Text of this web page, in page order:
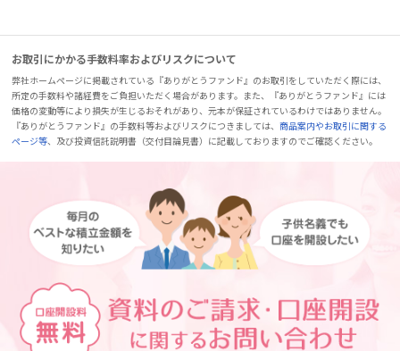
お取引にかかる手数料率およびリスクについて
弊社ホームページに掲載されている『ありがとうファンド』のお取引をしていただく際には、
所定の手数料や諸経費をご負担いただく場合があります。また、『ありがとうファンド』には
価格の変動等により損失が生じるおそれがあり、元本が保証されているわけではありません。
『ありがとうファンド』の手数料等およびリスクにつきましては、商品案内やお取引に関する
ページ等、及び投資信託説明書（交付目論見書）に記載しておりますのでご確認ください。